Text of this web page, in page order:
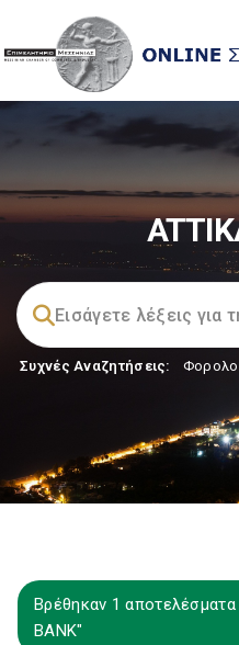
Συχνές Αναζητήσεις:
Βρέθηκαν 1 αποτελέσματα
BANK"